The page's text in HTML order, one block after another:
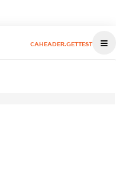
CAHEADER.GETTEST